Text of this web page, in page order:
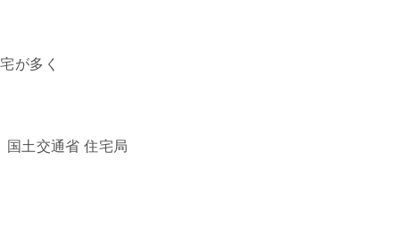
が多く
土交通省 住宅局